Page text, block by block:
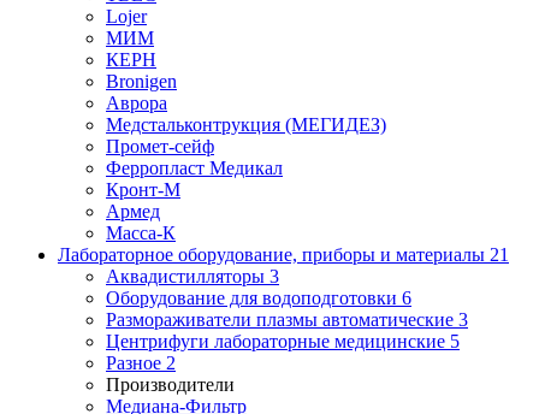
Lojer
МИМ
КЕРН
Bronigen
Аврора
Медстальконтрукция (МЕГИДЕЗ)
Промет-сейф
Ферропласт Медикал
Кронт-М
Армед
Масса-К
Лабораторное оборудование, приборы и материалы 21
Аквадистилляторы 3
Оборудование для водоподготовки 6
Размораживатели плазмы автоматические 3
Центрифуги лабораторные медицинские 5
Разное 2
Производители
Медиана-Фильтр